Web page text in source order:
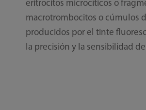
eritrocitos microcíticos o
macrotrombocitos o cúmulos
producidos por el tinte
la precisión y la sensibilidad